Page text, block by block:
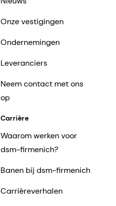
Onze vestigingen
Ondernemingen
Leveranciers
Neem contact met ons
op
Carrière
Waarom werken voor
dsm-firmenich?
Banen bij dsm-firmenich
Carrièreverhalen